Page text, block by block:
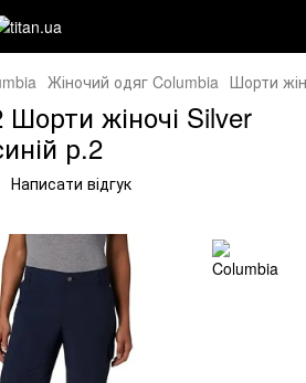
Жіночий одяг Columbia Шорти
Шорти жіночі Silver
р.2
Написати відгук